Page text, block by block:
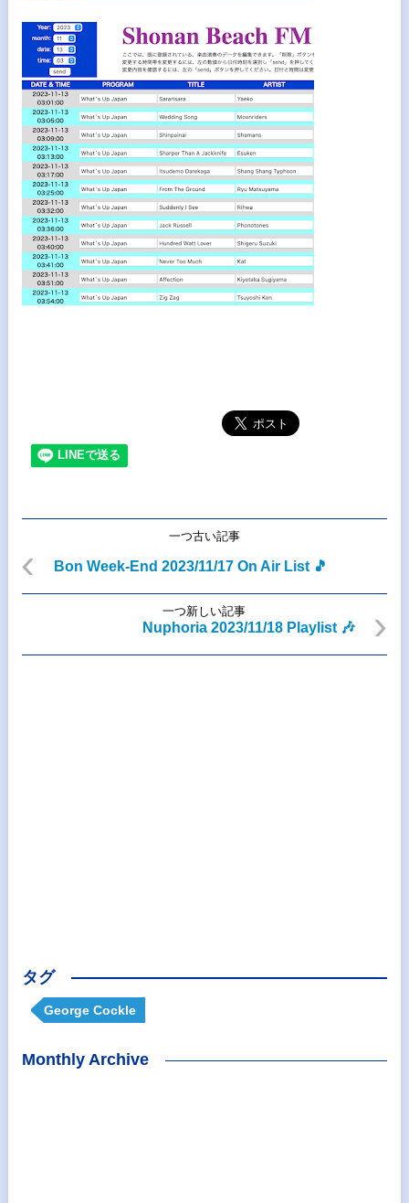
一つ古い記事
Bon Week-End 2023/11/17 On Air List 🎵
一つ新しい記事
Nuphoria 2023/11/18 Playlist 🎶
タグ
George Cockle
Monthly Archive